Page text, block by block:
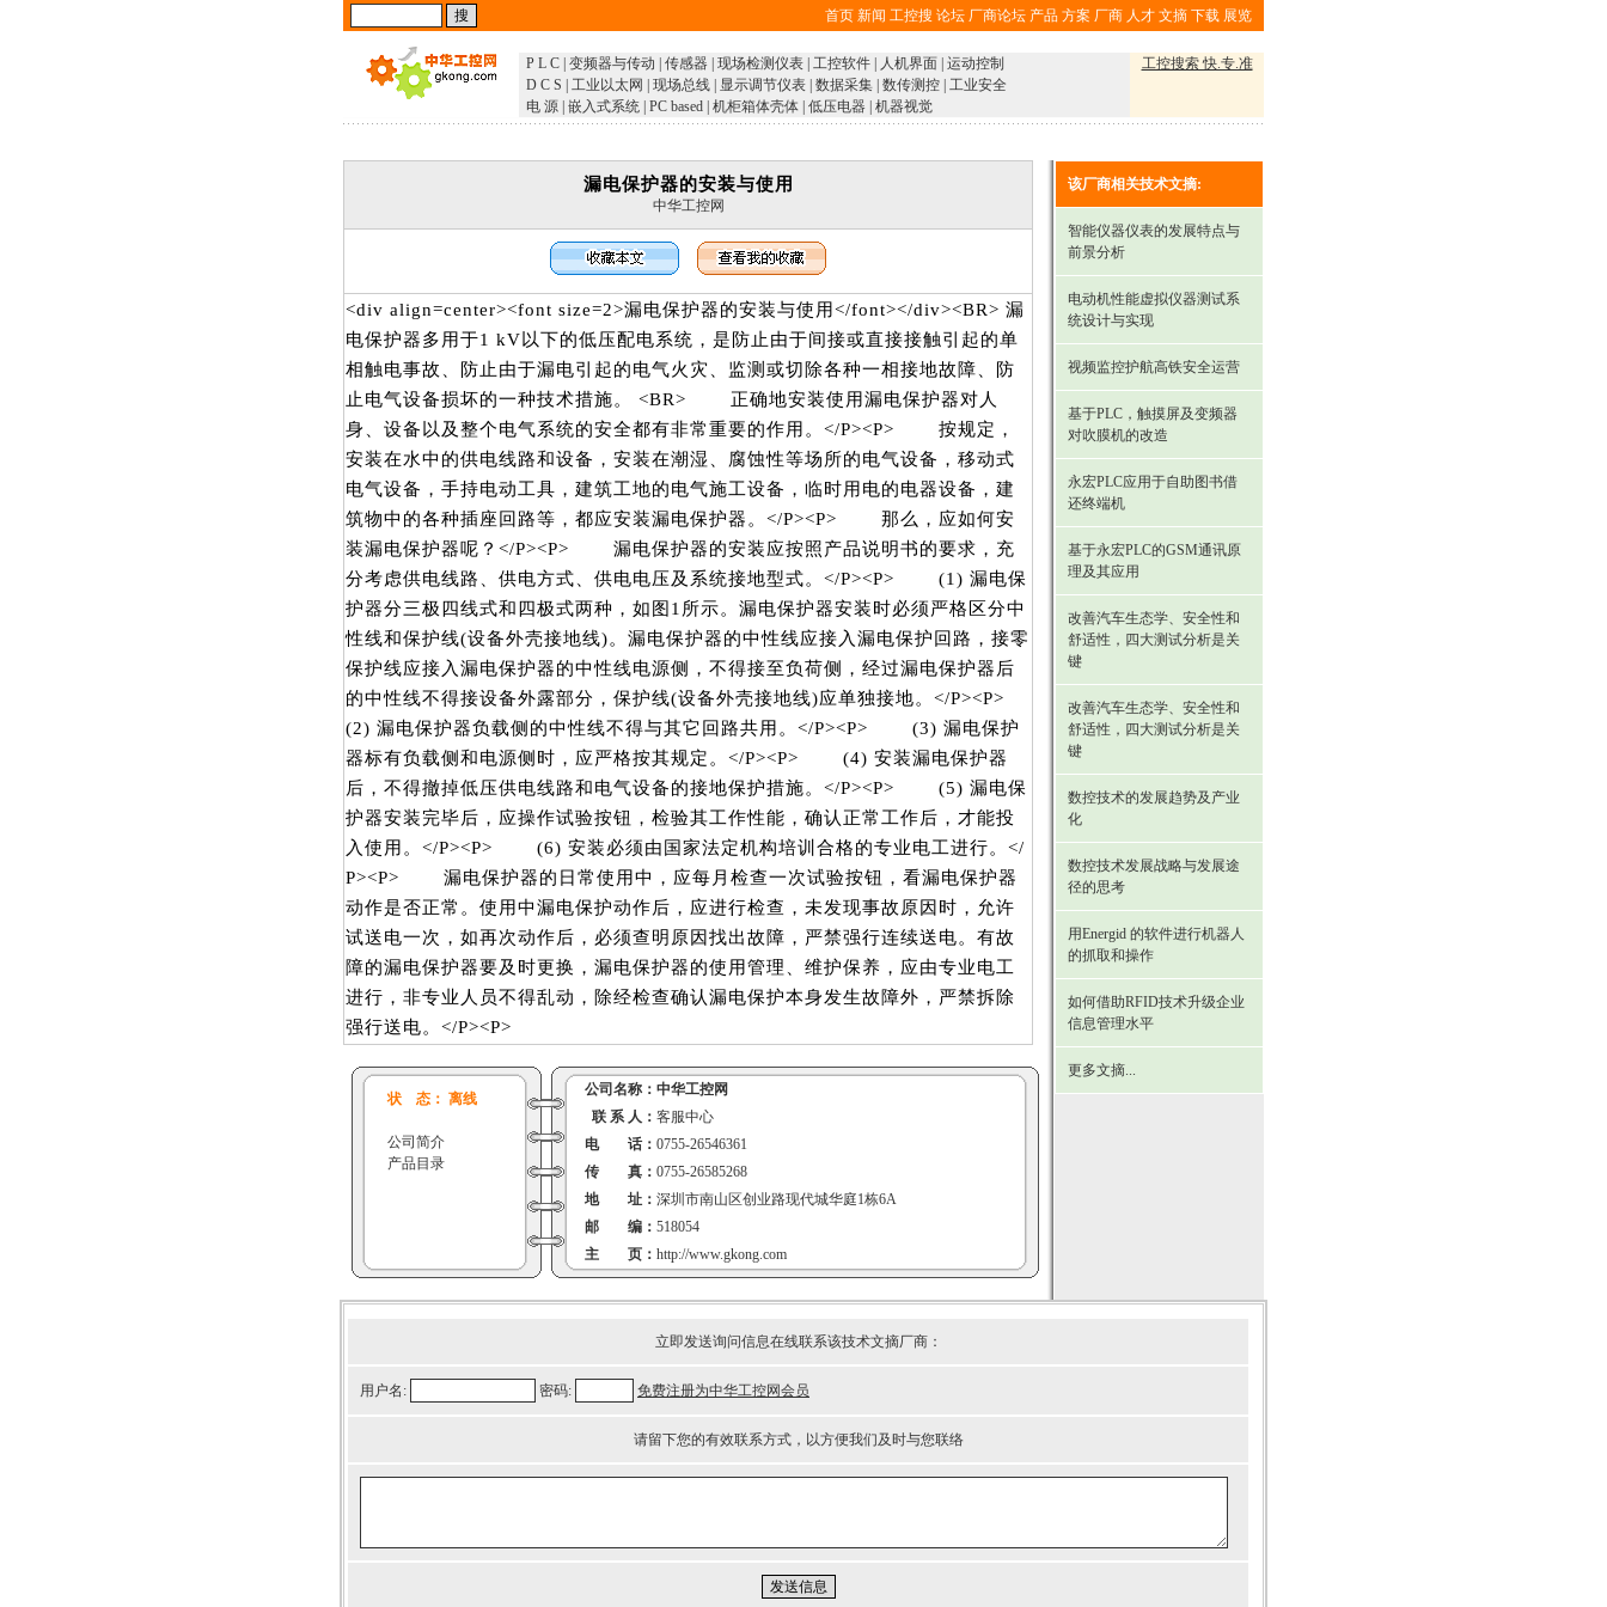
首页 新闻 工控搜 论坛 厂商论坛 产品 方案 厂商 人才 文摘 下载 展览
P L C 变频器与传动 传感器 现场检测仪表 工控软件 人机界面 运动控制
D C S
工业以太网 现场总线 显示调节仪表 数据采集 数传测控 工业安全
电 源 嵌入式系统 PC based 机柜箱体壳体 低压电器 机器视觉
工控搜索 快.专.准
漏电保护器的安装与使用
中华工控网
<div align=center><font size=2>漏电保护器的安装与使用</font></div><BR> 漏
电保护器多用于1 kV以下的低压配电系统，是防止由于间接或直接接触引起的单
相触电事故、防止由于漏电引起的电气火灾、监测或切除各种一相接地故障、防
止电气设备损坏的一种技术措施。 <BR> 正确地安装使用漏电保护器对人
身、设备以及整个电气系统的安全都有非常重要的作用。</P><P> 按规定，
安装在水中的供电线路和设备，安装在潮湿、腐蚀性等场所的电气设备，移动式
电气设备，手持电动工具，建筑工地的电气施工设备，临时用电的电器设备，建
筑物中的各种插座回路等，都应安装漏电保护器。</P><P> 那么，应如何安
装漏电保护器呢？</P><P> 漏电保护器的安装应按照产品说明书的要求，充
分考虑供电线路、供电方式、供电电压及系统接地型式。</P><P> (1) 漏电保
护器分三极四线式和四极式两种，如图1所示。漏电保护器安装时必须严格区分中
性线和保护线(设备外壳接地线)。漏电保护器的中性线应接入漏电保护回路，接零
保护线应接入漏电保护器的中性线电源侧，不得接至负荷侧，经过漏电保护器后
的中性线不得接设备外露部分，保护线(设备外壳接地线)应单独接地。</P><P>
(2) 漏电保护器负载侧的中性线不得与其它回路共用。</P><P> (3) 漏电保护
器标有负载侧和电源侧时，应严格按其规定。</P><P> (4) 安装漏电保护器
后，不得撤掉低压供电线路和电气设备的接地保护措施。</P><P> (5) 漏电保
护器安装完毕后，应操作试验按钮，检验其工作性能，确认正常工作后，才能投
入使用。</P><P> (6) 安装必须由国家法定机构培训合格的专业电工进行。</
P><P> 漏电保护器的日常使用中，应每月检查一次试验按钮，看漏电保护器
动作是否正常。使用中漏电保护动作后，应进行检查，未发现事故原因时，允许
试送电一次，如再次动作后，必须查明原因找出故障，严禁强行连续送电。有故
障的漏电保护器要及时更换，漏电保护器的使用管理、维护保养，应由专业电工
进行，非专业人员不得乱动，除经检查确认漏电保护本身发生故障外，严禁拆除
强行送电。</P><P>
状 态： 离线
公司简介
产品目录
公司名称： 中华工控网
联 系 人： 客服中心
电 话： 0755-26546361
传 真： 0755-26585268
地 址： 深圳市南山区创业路现代城华庭1栋6A
邮 编： 518054
主 页： http://www.gkong.com
该厂商相关技术文摘:
智能仪器仪表的发展特点与
前景分析
电动机性能虚拟仪器测试系
统设计与实现
视频监控护航高铁安全运营
基于PLC，触摸屏及变频器
对吹膜机的改造
永宏PLC应用于自助图书借
还终端机
基于永宏PLC的GSM通讯原
理及其应用
改善汽车生态学、安全性和
舒适性，四大测试分析是关
键
改善汽车生态学、安全性和
舒适性，四大测试分析是关
键
数控技术的发展趋势及产业
化
数控技术发展战略与发展途
径的思考
用Energid 的软件进行机器人
的抓取和操作
如何借助RFID技术升级企业
信息管理水平
更多文摘...
立即发送询问信息在线联系该技术文摘厂商：
用户名: 密码: 免费注册为中华工控网会员
请留下您的有效联系方式，以方便我们及时与您联络